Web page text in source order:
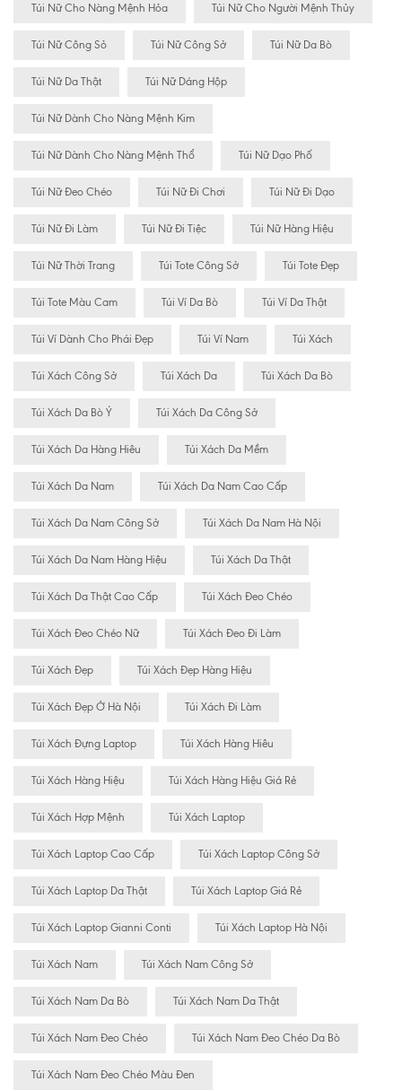
Túi Nữ Cho Nàng Mệnh Hỏa Túi Nữ Cho Người Mệnh Thủy
Túi Nữ Công Sỏ Túi Nữ Công Sở Túi Nữ Da Bò
Túi Nữ Da Thật Túi Nữ Dáng Hộp
Túi Nữ Dành Cho Nàng Mệnh Kim
Túi Nữ Dành Cho Nàng Mệnh Thổ Túi Nữ Dạo Phố
Túi Nữ Đeo Chéo Túi Nữ Đi Chơi Túi Nữ Đi Dạo
Túi Nữ Đi Làm Túi Nữ Đi Tiệc Túi Nữ Hàng Hiệu
Túi Nữ Thời Trang Túi Tote Công Sở Túi Tote Đẹp
Túi Tote Màu Cam Túi Ví Da Bò Túi Ví Da Thật
Túi Ví Dành Cho Phái Đẹp Túi Ví Nam Túi Xách
Túi Xách Công Sở Túi Xách Da Túi Xách Da Bò
Túi Xách Da Bò Ý Túi Xách Da Công Sở
Túi Xách Da Hàng Hiêu Túi Xách Da Mềm
Túi Xách Da Nam Túi Xách Da Nam Cao Cấp
Túi Xách Da Nam Công Sở Túi Xách Da Nam Hà Nội
Túi Xách Da Nam Hàng Hiệu Túi Xách Da Thật
Túi Xách Da Thật Cao Cấp Túi Xách Đeo Chéo
Túi Xách Đeo Chéo Nữ Túi Xách Đeo Đi Làm
Túi Xách Đẹp Túi Xách Đẹp Hàng Hiệu
Túi Xách Đẹp Ở Hà Nội Túi Xách Đi Làm
Túi Xách Đựng Laptop Túi Xách Hàng Hiêu
Túi Xách Hàng Hiệu Túi Xách Hàng Hiệu Giá Rẻ
Túi Xách Hợp Mệnh Túi Xách Laptop
Túi Xách Laptop Cao Cấp Túi Xách Laptop Công Sở
Túi Xách Laptop Da Thật Túi Xách Laptop Giá Rẻ
Túi Xách Laptop Gianni Conti Túi Xách Laptop Hà Nội
Túi Xách Nam Túi Xách Nam Công Sở
Túi Xách Nam Da Bò Túi Xách Nam Da Thật
Túi Xách Nam Đeo Chéo Túi Xách Nam Đeo Chéo Da Bò
Túi Xách Nam Đeo Chéo Màu Đen